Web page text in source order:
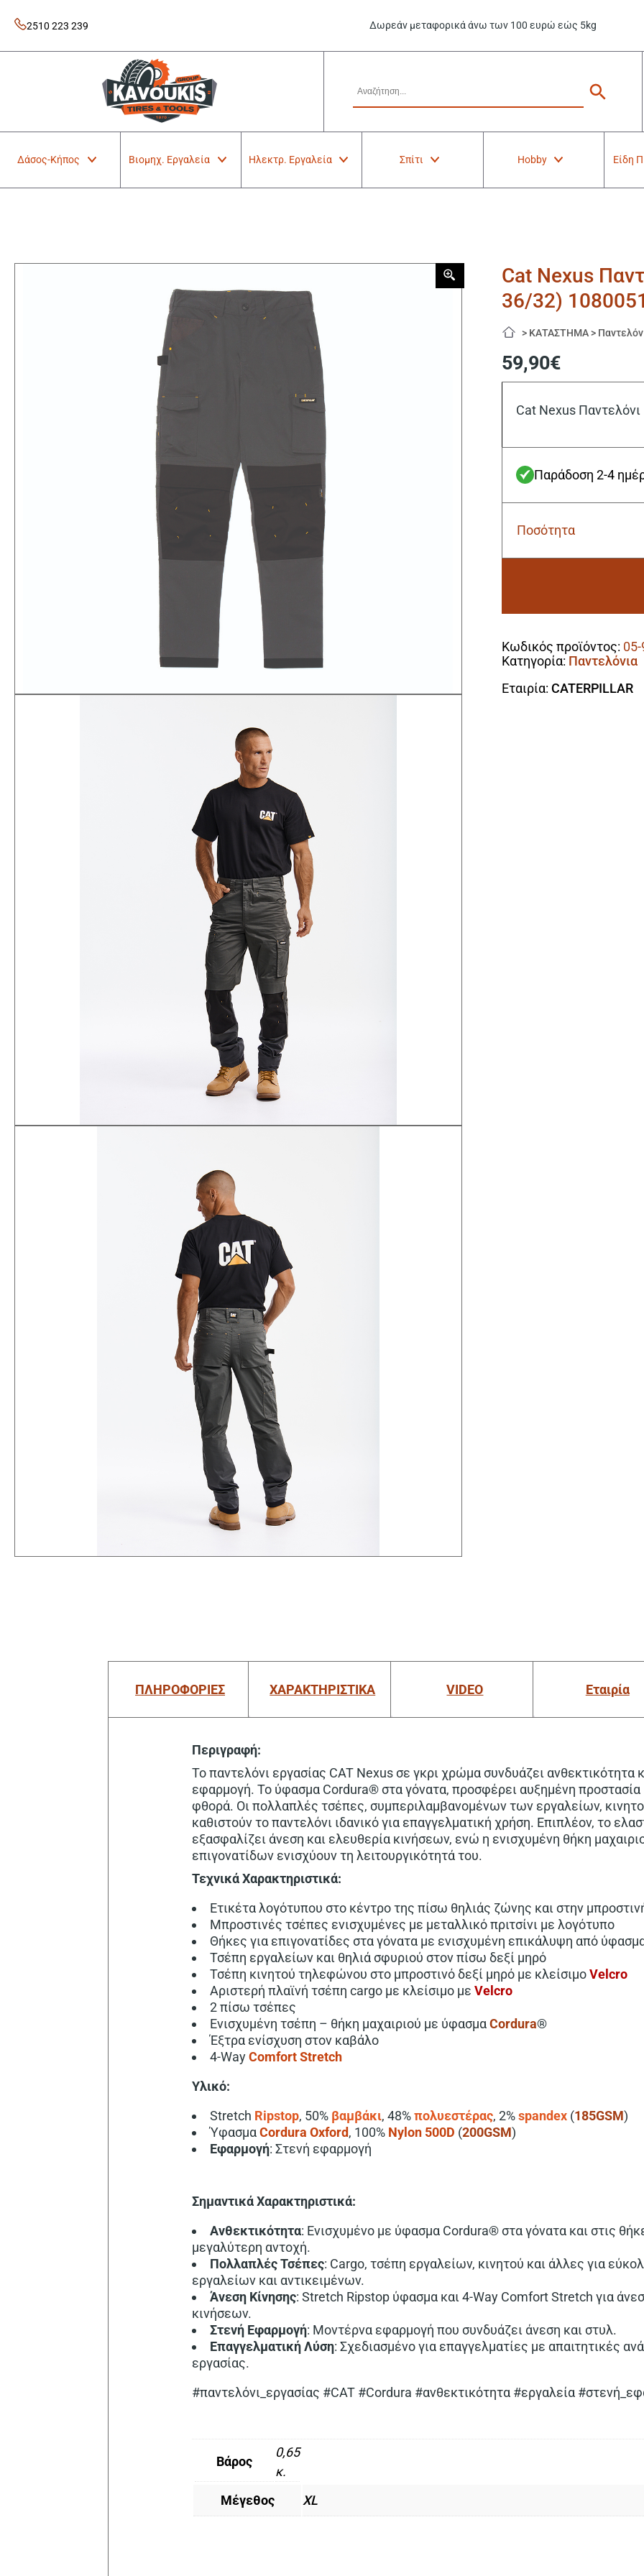
content
2510 223 239 Δωρεάν μεταφορικά άνω των 100 ευρώ εώς 5kg
Kavoukis Tools
Tires & Tools
Δάσος-Κήπος Βιομηχ. Εργαλεία Ηλεκτρ. Εργαλεία Σπίτι Hobby Είδη
Cat Nexus
36/32)
> ΚΑΤΑΣΤΗΜΑ >
59,90€
Cat Nexus
Παράδοση 2-4
Ποσότητα
Cat
1080051
ποσότητα
Κωδικός προϊόντος:
Κατηγορία: Παντελόνια
Εταιρία: CATERPILLAR
ΠΛΗΡΟΦΟΡΙΕΣ ΧΑΡΑΚΤΗΡΙΣΤΙΚΑ VIDEO Εταιρία
Περιγραφή:
Το παντελόνι εργασίας CAT Nexus σε γκρι χρώμα συνδυάζει ανθεκτικότητα
εφαρμογή. Το ύφασμα Cordura® στα γόνατα, προσφέρει αυξημένη προστασία
φθορά. Οι πολλαπλές τσέπες, συμπεριλαμβανομένων των εργαλείων,
καθιστούν το παντελόνι ιδανικό για επαγγελματική χρήση. Επιπλέον, το
εξασφαλίζει άνεση και ελευθερία κινήσεων, ενώ η ενισχυμένη θήκη
επιγονατίδων ενισχύουν τη λειτουργικότητά του.
Τεχνικά Χαρακτηριστικά:
Ετικέτα λογότυπου στο κέντρο της πίσω θηλιάς ζώνης και στην
Μπροστινές τσέπες ενισχυμένες με μεταλλικό πριτσίνι με λογότυπο
Θήκες για επιγονατίδες στα γόνατα με ενισχυμένη επικάλυψη από
Τσέπη εργαλείων και θηλιά σφυριού στον πίσω δεξί μηρό
Τσέπη κινητού τηλεφώνου στο μπροστινό δεξί μηρό με κλείσιμοVelcro
Αριστερή πλαϊνή τσέπη cargo με κλείσιμο μεVelcro
2 πίσω τσέπες
Ενισχυμένη τσέπη – θήκη μαχαιριού με ύφασμαCordura®
Έξτρα ενίσχυση στον καβάλο
4-WayComfort Stretch
Υλικό:
Stretch Ripstop, 50% βαμβάκι, 48%πολυεστέρας, 2%spandex (185GSM)
ΎφασμαCordura Oxford, 100% Nylon 500D (200GSM)
Εφαρμογή: Στενή εφαρμογή
Σημαντικά Χαρακτηριστικά:
Ανθεκτικότητα: Ενισχυμένο με ύφασμα Cordura® στα γόνατα και στις
μεγαλύτερη αντοχή.
Πολλαπλές Τσέπες: Cargo, τσέπη εργαλείων, κινητού και άλλες για
εργαλείων και αντικειμένων.
Άνεση Κίνησης: Stretch Ripstop ύφασμα και 4-Way Comfort Stretch για
κινήσεων.
Στενή Εφαρμογή: Μοντέρνα εφαρμογή που συνδυάζει άνεση και στυλ.
Επαγγελματική Λύση: Σχεδιασμένο για επαγγελματίες με απαιτητικές
εργασίας.
#παντελόνι_εργασίας #CAT #Cordura #ανθεκτικότητα #εργαλεία
Βάρος
0,65
κ.
Μέγεθος
XL